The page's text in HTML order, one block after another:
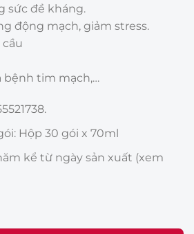
sức đề kháng.
động mạch, giảm stress.
bệnh tim mạch,…
Hộp 30 gói x 70ml
kể từ ngày sản xuất (xem
(70ml x 30 gói) số lượng